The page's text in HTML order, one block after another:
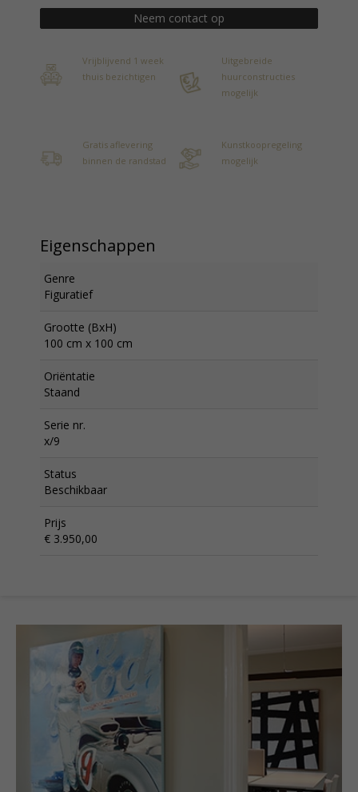
Neem contact op
Vrijblijvend 1 week
thuis bezichtigen
Uitgebreide
huurconstructies
mogelijk
Gratis aflevering
binnen de randstad
Kunstkoopregeling
mogelijk
Eigenschappen
Genre
Figuratief
Grootte (BxH)
100 cm x 100 cm
Oriëntatie
Staand
Serie nr.
x/9
Status
Beschikbaar
Prijs
€ 3.950,00